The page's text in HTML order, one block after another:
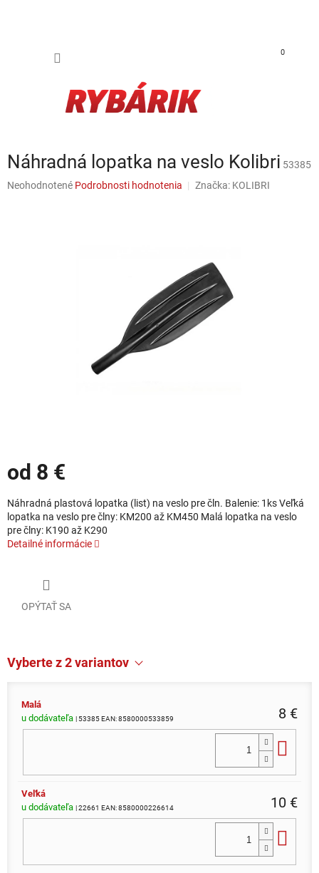
0
Náhradná lopatka na veslo Kolibri 53385
Priemerné hodnotenie produktu je 0,0 z 5 hviezdičiek.
Neohodnotené Podrobnosti hodnotenia Značka: KOLIBRI
od 8 €
Jednotková cena:
Náhradná plastová lopatka (list) na veslo pre čln. Balenie: 1ks Veľká
lopatka na veslo pre člny: KM200 až KM450 Malá lopatka na veslo
pre člny: K190 až K290
Detailné informácie
OPÝTAŤ SA
Vyberte z 2 variantov
Malá
u dodávateľa | 53385EAN:8580000533859 8 €
Veľká
u dodávateľa | 22661 EAN:8580000226614 10 €